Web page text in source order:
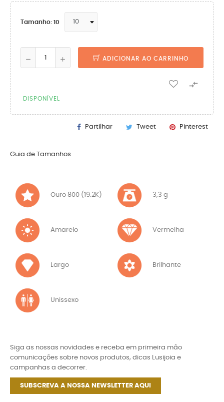
Tamanho: 10
ADICIONAR AO CARRINHO

DISPONÍVEL
Partilhar Tweet Pinterest
Guia de Tamanhos
Ouro 800 (19.2K) 3,3 g
Amarelo Vermelha
Largo Brilhante
Unissexo
Siga as nossas novidades e receba em primeira mão
comunicações sobre novos produtos, dicas Lusijoia e
campanhas a decorrer.
SUBSCREVA A NOSSA NEWSLETTER AQUI